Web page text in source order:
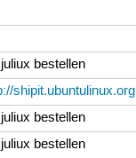
bestellen
shipit.ubuntulinux.org
bestellen
bestellen